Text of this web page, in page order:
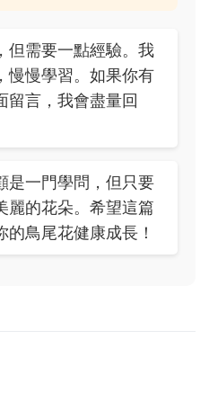
但需要一點經驗。我
慢慢學習。如果你有
留言，我會盡量回
是一門學問，但只要
麗的花朵。希望這篇
鳥尾花健康成長！